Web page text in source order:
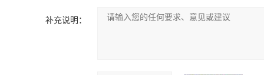
补充说明：